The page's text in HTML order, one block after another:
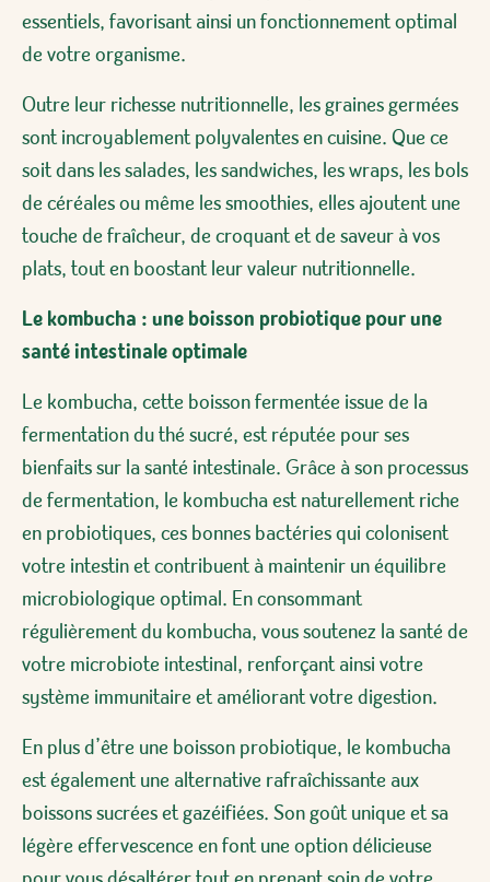
essentiels, favorisant ainsi un fonctionnement optimal
de votre organisme.
Outre leur richesse nutritionnelle, les graines germées
sont incroyablement polyvalentes en cuisine. Que ce
soit dans les salades, les sandwiches, les wraps, les bols
de céréales ou même les smoothies, elles ajoutent une
touche de fraîcheur, de croquant et de saveur à vos
plats, tout en boostant leur valeur nutritionnelle.
Le kombucha : une boisson probiotique pour une
santé intestinale optimale
Le kombucha, cette boisson fermentée issue de la
fermentation du thé sucré, est réputée pour ses
bienfaits sur la santé intestinale. Grâce à son processus
de fermentation, le kombucha est naturellement riche
en probiotiques, ces bonnes bactéries qui colonisent
votre intestin et contribuent à maintenir un équilibre
microbiologique optimal. En consommant
régulièrement du kombucha, vous soutenez la santé de
votre microbiote intestinal, renforçant ainsi votre
système immunitaire et améliorant votre digestion.
En plus d’être une boisson probiotique, le kombucha
est également une alternative rafraîchissante aux
boissons sucrées et gazéifiées. Son goût unique et sa
légère effervescence en font une option délicieuse